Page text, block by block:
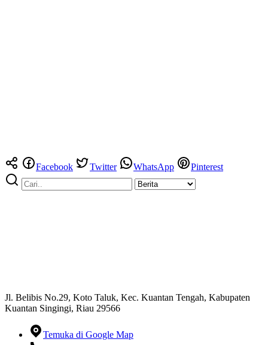
Facebook Twitter WhatsApp Pinterest
Jl. Belibis No.29, Koto Taluk, Kec. Kuantan Tengah, Kabupaten
Kuantan Singingi, Riau 29566
Temuka di Google Map